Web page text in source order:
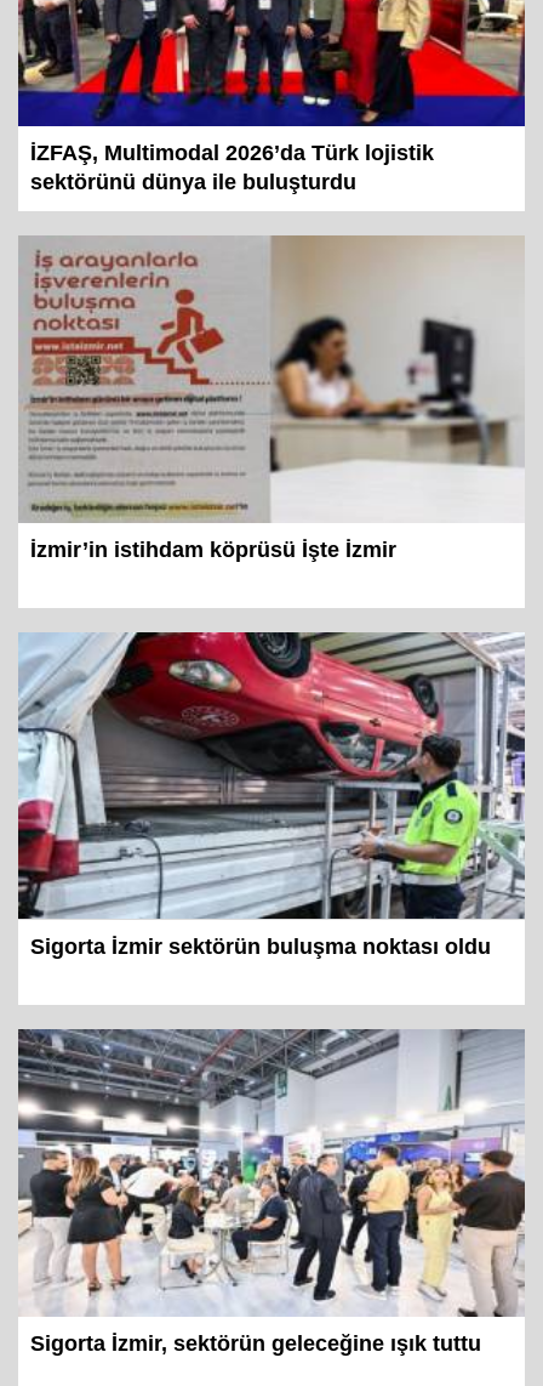
İZFAŞ, Multimodal 2026’da Türk lojistik
sektörünü dünya ile buluşturdu
İzmir’in istihdam köprüsü İşte İzmir
Sigorta İzmir sektörün buluşma noktası oldu
Sigorta İzmir, sektörün geleceğine ışık tuttu